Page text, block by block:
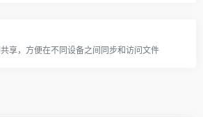
享，方便在不同设备之间同步和访问文件